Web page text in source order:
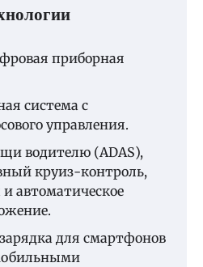
приборная
система с
управления.
водителю (ADAS),
круиз-контроль,
автоматическое
для смартфонов